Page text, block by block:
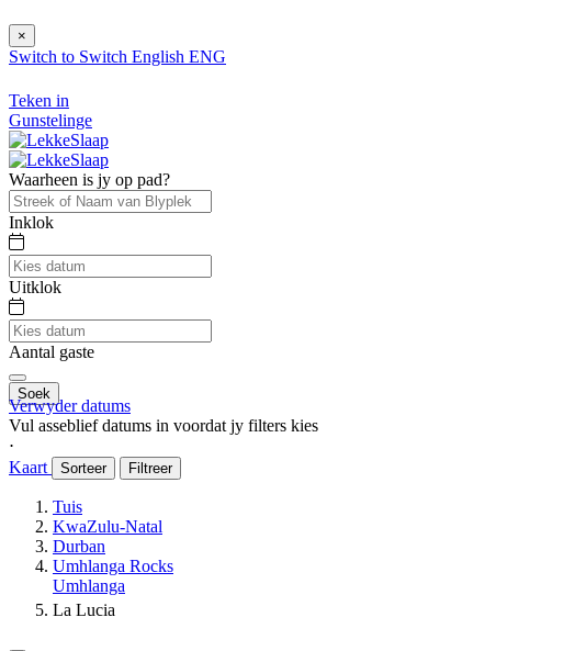
×
Switch to Switch English ENG
Teken in
Gunstelinge
Waarheen is jy op pad?
Inklok
Uitklok
Aantal gaste
Soek
Verwyder datums
Vul asseblief datums in voordat jy filters kies
⋅
Kaart
Sorteer Filtreer
Tuis
KwaZulu-Natal
Durban
Umhlanga Rocks
Umhlanga
La Lucia